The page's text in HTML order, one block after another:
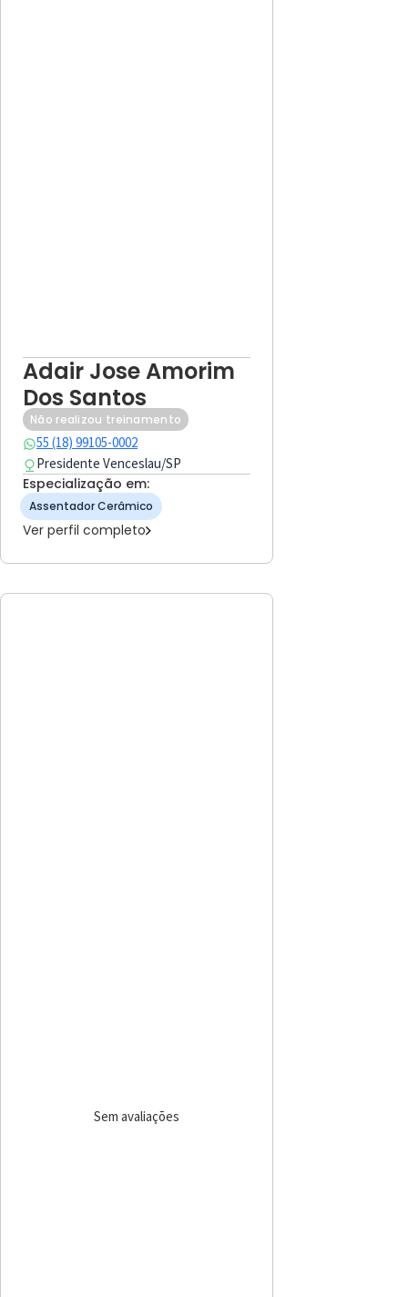
Adair Jose Amorim
Dos Santos
Não realizou treinamento
55 (18) 99105-0002
Presidente Venceslau/SP
Especialização em:
Assentador Cerâmico
Ver perfil completo
Sem avaliações